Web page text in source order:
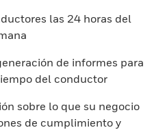
las 24 horas del
de informes para
del conductor
sobre lo que su negocio
de cumplimiento y